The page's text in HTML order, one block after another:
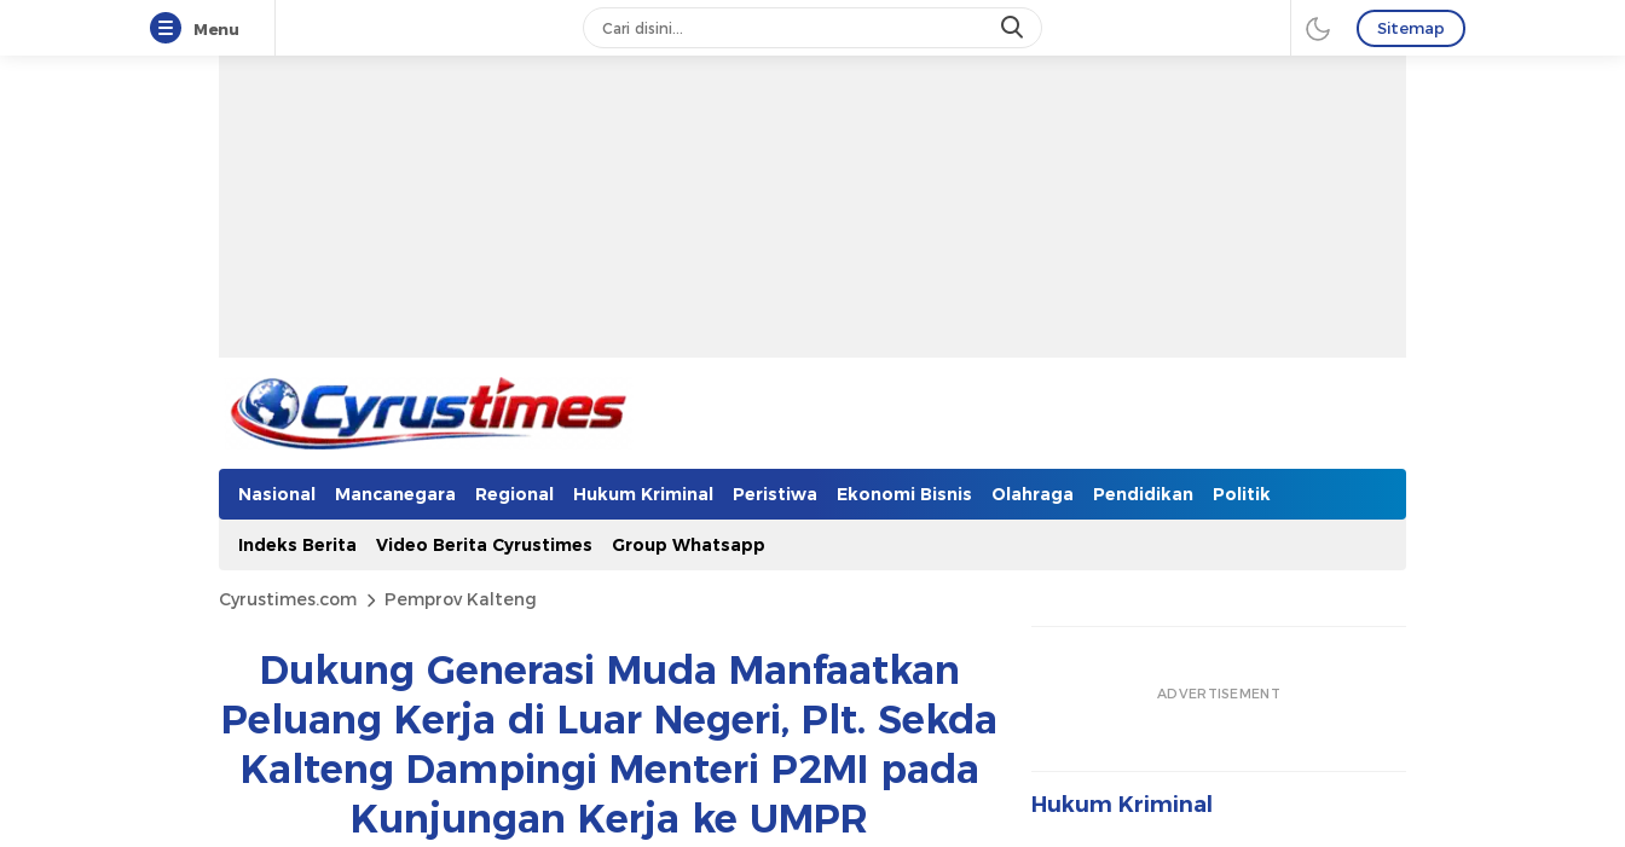
Menu Sitemap
Nasional Mancanegara Regional Hukum Kriminal Peristiwa Ekonomi Bisnis Olahraga Pendidikan Politik
Indeks Berita Video Berita Cyrustimes Group Whatsapp
Cyrustimes.com Pemprov Kalteng
Dukung Generasi Muda Manfaatkan
Peluang Kerja di Luar Negeri, Plt. Sekda
Kalteng Dampingi Menteri P2MI pada
Kunjungan Kerja ke UMPR
ADVERTISEMENT
Hukum Kriminal